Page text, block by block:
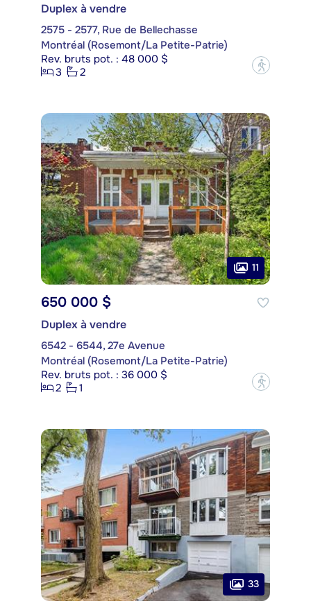
Duplex à vendre
2575 - 2577, Rue de Bellechasse
Montréal (Rosemont/La Petite-Patrie)
Rev. bruts pot. : 48 000 $
3
2 ?
11
650 000 $
Duplex à vendre
6542 - 6544, 27e Avenue
Montréal (Rosemont/La Petite-Patrie)
Rev. bruts pot. : 36 000 $
2
1 ?
33